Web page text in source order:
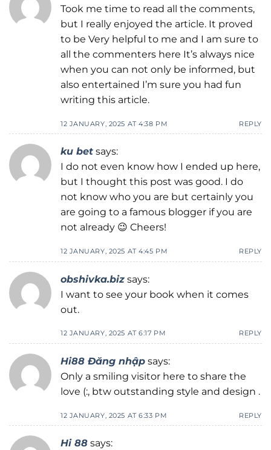
Took me time to read all the comments,
but I really enjoyed the article. It proved
to be Very helpful to me and I am sure to
all the commenters here It’s always nice
when you can not only be informed, but
also entertained I’m sure you had fun
writing this article.
12 JANUARY, 2025 AT 4:38 PM REPLY
ku bet says:
I do not even know how I ended up here,
but I thought this post was good. I do
not know who you are but certainly you
are going to a famous blogger if you are
not already 😉 Cheers!
12 JANUARY, 2025 AT 4:45 PM REPLY
obshivka.biz says:
I want to see your book when it comes
out.
12 JANUARY, 2025 AT 6:17 PM REPLY
Hi88 Đăng nhập says:
Only a smiling visitor here to share the
love (:, btw outstanding style and design .
12 JANUARY, 2025 AT 6:33 PM REPLY
Hi 88 says: